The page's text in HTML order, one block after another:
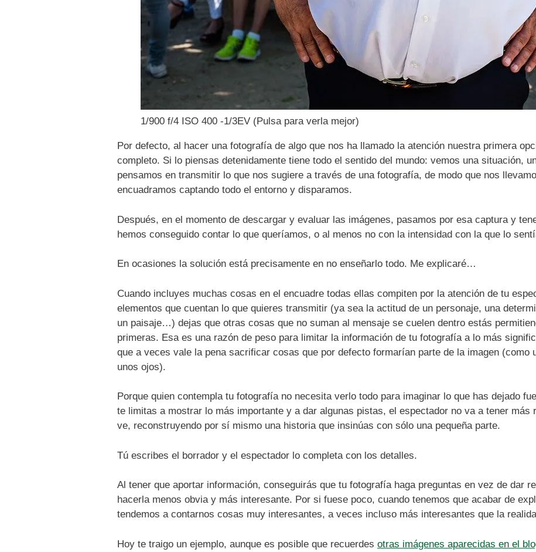
1/900 f/4 ISO 400 -1/3EV (Pulsa para verla mejor)
Por defecto, al hacer una fotografía de algo que nos ha llamado la atención nuestra primera
completo. Si lo piensas detenidamente tiene todo el sentido del mundo: vemos una situación,
pensamos en transmitir lo que nos sugiere a través de una fotografía, de modo que nos
encuadramos captando todo el entorno y disparamos.
Después, en el momento de descargar y evaluar las imágenes, pasamos por esa captura y
hemos conseguido contar lo que queríamos, o al menos no con la intensidad con la que lo
En ocasiones la solución está precisamente en no enseñarlo todo. Me explicaré…
Cuando incluyes muchas cosas en el encuadre todas ellas compiten por la atención de tu
elementos que cuentan lo que quieres transmitir (ya sea la actitud de un personaje, una
un paisaje…) dejas que otras cosas que no suman al mensaje se cuelen dentro estás
primeras. Esa es una razón de peso para limitar la información de tu fotografía a lo más
que a veces vale la pena sacrificar cosas que por defecto formarían parte de la imagen (como
unos ojos).
Porque quien contempla tu fotografía no necesita verlo todo para imaginar lo que has dejado
te limitas a mostrar lo más importante y a dar algunas pistas, el espectador no va a tener más
ve, reconstruyendo por sí mismo una historia que insinúas con sólo una pequeña parte.
Tú escribes el borrador y el espectador lo completa con los detalles.
Al tener que aportar información, conseguirás que tu fotografía haga preguntas en vez de dar
hacerla menos obvia y más interesante. Por si fuese poco, cuando tenemos que acabar de
tendemos a contarnos cosas muy interesantes, a veces incluso más interesantes que la
Hoy te traigo un ejemplo, aunque es posible que recuerdes otras imágenes aparecidas en el